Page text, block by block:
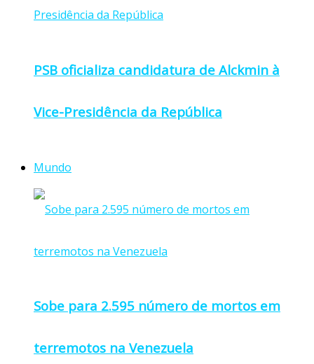
PSB oficializa candidatura de Alckmin à
Vice-Presidência da República
Mundo
Sobe para 2.595 número de mortos em
terremotos na Venezuela